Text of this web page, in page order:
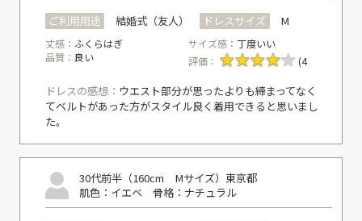
ご利用用途 結婚式（友人） ドレスサイズ M
丈感： ふくらはぎ サイズ感：丁度いい
品質： 良い 評価： (4
ドレスの感想： ウエスト部分が思ったよりも締まってなく
てベルトがあった方がスタイル良く着用できると思いまし
た。
30代前半（160cm Mサイズ） 東京都
肌色：イエベ 骨格：ナチュラル